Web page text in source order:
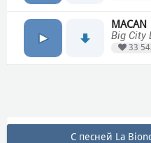
MACAN
Big City
33
С песней La